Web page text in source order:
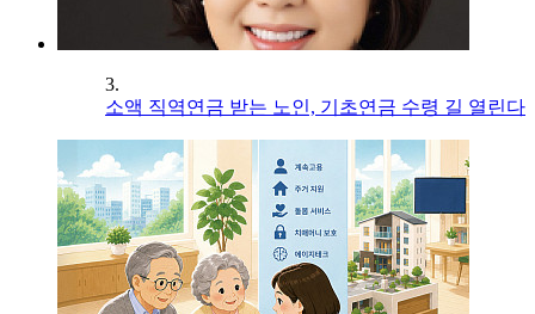
3.
소액 직역연금 받는 노인, 기초연금 수령 길 열린다